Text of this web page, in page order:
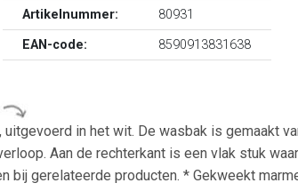
Artikelnummer:
80931
EAN-code:
8590913831638
in het wit. De wasbak is gemaakt
Aan de rechterkant is een vlak stuk
bij gerelateerde producten. * Gekweekt